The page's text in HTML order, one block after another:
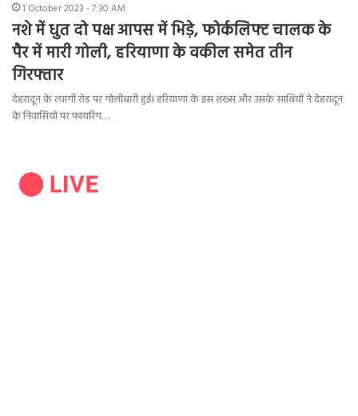
1 October 2023 - 7:30 AM
नशे में धुत दो पक्ष आपस में भिड़े, फोर्कलिफ्ट चालक के
पैर में मारी गोली, हरियाणा के वकील समेत तीन
गिरफ्तार
देहरादून के त्यागी रोड पर गोलीबारी हुई। हरियाणा के इस शख्स और उसके साथियों ने देहरादून
के निवासियों पर फायरिंग…